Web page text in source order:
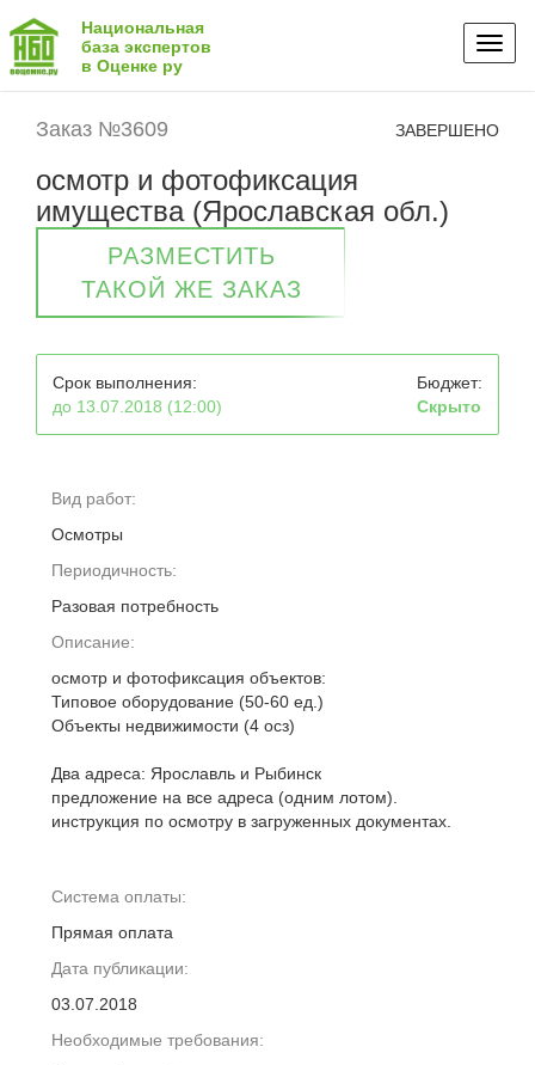
Национальная
база экспертов
в Оценке ру
Заказ №3609 ЗАВЕРШЕНО
осмотр и фотофиксация
имущества (Ярославская обл.)
РАЗМЕСТИТЬ
ТАКОЙ ЖЕ ЗАКАЗ
Срок выполнения:
до 13.07.2018 (12:00)
Бюджет:
Скрыто
Вид работ:
Осмотры
Периодичность:
Разовая потребность
Описание:
осмотр и фотофиксация объектов:
Типовое оборудование (50-60 ед.)
Объекты недвижимости (4 осз)
Два адреса: Ярославль и Рыбинск
предложение на все адреса (одним лотом).
инструкция по осмотру в загруженных документах.
Система оплаты:
Прямая оплата
Дата публикации:
03.07.2018
Необходимые требования: